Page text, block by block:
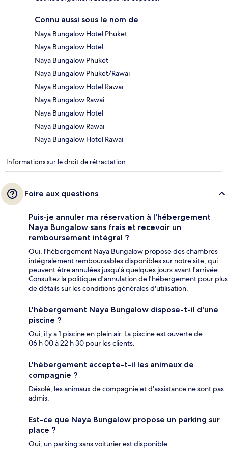
Connu aussi sous le nom de
Naya Bungalow Hotel Phuket
Naya Bungalow Hotel
Naya Bungalow Phuket
Naya Bungalow Phuket/Rawai
Naya Bungalow Hotel Rawai
Naya Bungalow Rawai
Naya Bungalow Hotel
Naya Bungalow Rawai
Naya Bungalow Hotel Rawai
Informations sur le droit de rétractation
Foire aux questions
Puis-je annuler ma réservation à l'hébergement
Naya Bungalow sans frais et recevoir un
remboursement intégral ?
Oui, l'hébergement Naya Bungalow propose des chambres
intégralement remboursables disponibles sur notre site, qui
peuvent être annulées jusqu'à quelques jours avant l'arrivée.
Consultez la politique d'annulation de l'hébergement pour plus
de détails sur les conditions générales d'utilisation.
L'hébergement Naya Bungalow dispose-t-il d'une
piscine ?
Oui, il y a 1 piscine en plein air. La piscine est ouverte de
06 h 00 à 22 h 30 pour les clients.
L'hébergement accepte-t-il les animaux de
compagnie ?
Désolé, les animaux de compagnie et d'assistance ne sont pas
admis.
Est-ce que Naya Bungalow propose un parking sur
place ?
Oui, un parking sans voiturier est disponible.